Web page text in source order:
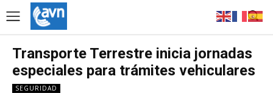
Transporte Terrestre inicia jornadas
especiales para trámites vehiculares
SEGURIDAD